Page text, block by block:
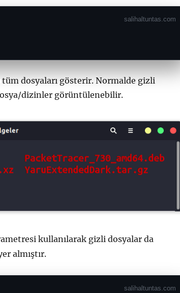
dosyaları gösterir. Normalde gizli
dizinler görüntülenebilir.
kullanılarak gizli dosyalar da
almıştır.